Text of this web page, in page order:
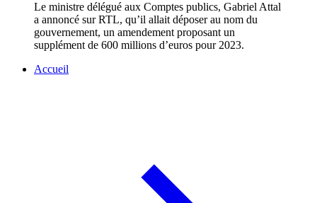
Le ministre délégué aux Comptes publics, Gabriel Attal
a annoncé sur RTL, qu’il allait déposer au nom du
gouvernement, un amendement proposant un
supplément de 600 millions d’euros pour 2023.
Accueil